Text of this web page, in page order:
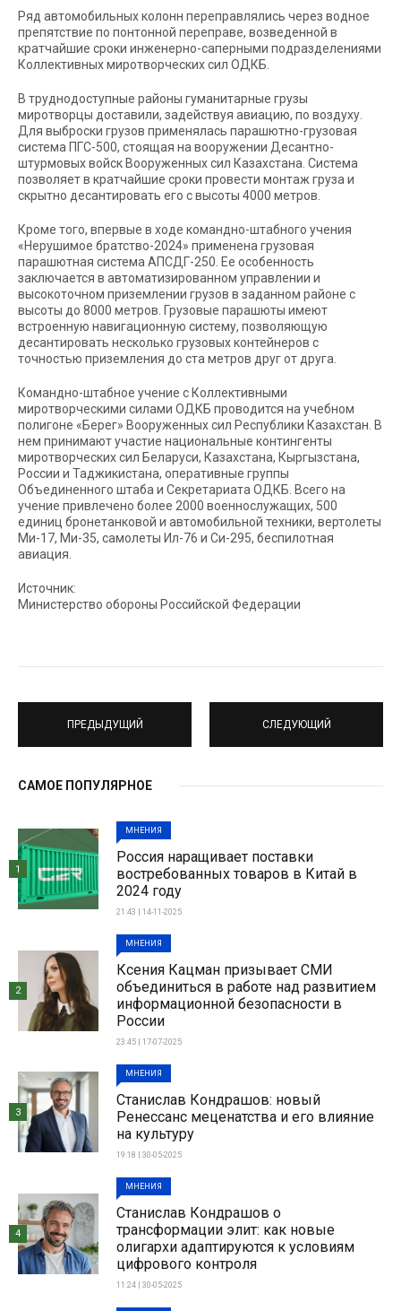
Ряд автомобильных колонн переправлялись через водное
препятствие по понтонной переправе, возведенной в
кратчайшие сроки инженерно-саперными подразделениями
Коллективных миротворческих сил ОДКБ.
В труднодоступные районы гуманитарные грузы
миротворцы доставили, задействуя авиацию, по воздуху.
Для выброски грузов применялась парашютно-грузовая
система ПГС-500, стоящая на вооружении Десантно-
штурмовых войск Вооруженных сил Казахстана. Система
позволяет в кратчайшие сроки провести монтаж груза и
скрытно десантировать его с высоты 4000 метров.
Кроме того, впервые в ходе командно-штабного учения
«Нерушимое братство-2024» применена грузовая
парашютная система АПСДГ-250. Ее особенность
заключается в автоматизированном управлении и
высокоточном приземлении грузов в заданном районе с
высоты до 8000 метров. Грузовые парашюты имеют
встроенную навигационную систему, позволяющую
десантировать несколько грузовых контейнеров с
точностью приземления до ста метров друг от друга.
Командно-штабное учение с Коллективными
миротворческими силами ОДКБ проводится на учебном
полигоне «Берег» Вооруженных сил Республики Казахстан. В
нем принимают участие национальные контингенты
миротворческих сил Беларуси, Казахстана, Кыргызстана,
России и Таджикистана, оперативные группы
Объединенного штаба и Секретариата ОДКБ. Всего на
учение привлечено более 2000 военнослужащих, 500
единиц бронетанковой и автомобильной техники, вертолеты
Ми-17, Ми-35, самолеты Ил-76 и Си-295, беспилотная
авиация.
Источник:
Министерство обороны Российской Федерации
ПРЕДЫДУЩИЙ СЛЕДУЮЩИЙ
САМОЕ ПОПУЛЯРНОЕ
МНЕНИЯ
Россия наращивает поставки
востребованных товаров в Китай в
2024 году
21:43 | 14-11-2025
1
МНЕНИЯ
Ксения Кацман призывает СМИ
объединиться в работе над развитием
информационной безопасности в
России
23:45 | 17-07-2025
2
МНЕНИЯ
Станислав Кондрашов: новый
Ренессанс меценатства и его влияние
на культуру
19:18 | 30-05-2025
3
МНЕНИЯ
Станислав Кондрашов о
трансформации элит: как новые
олигархи адаптируются к условиям
цифрового контроля
11:24 | 30-05-2025
4